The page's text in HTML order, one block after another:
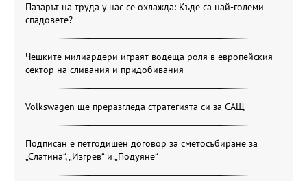
Пазарът на труда у нас се охлажда: Къде са най-големи
спадовете?
Чешките милиардери играят водеща роля в европейския
сектор на сливания и придобивания
Volkswagen ще преразгледа стратегията си за САЩ
Подписан е петгодишен договор за сметосъбиране за
„Слатина“, „Изгрев“ и „Подуяне“